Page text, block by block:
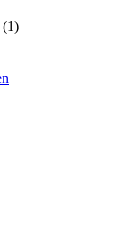
(1)